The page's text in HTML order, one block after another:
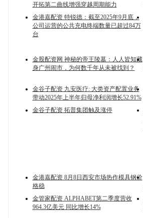
开拓第二曲线增强穿越周期能力
金港嘉配资 特锐德：截至2025年9月底，
公司运营的公共充电终端数量已超过84万
台
金股配资网 神秘的帝王陵墓：人人皆知藏
身广州闹市，为何数千年从未被找到？
金谷子配资 九安医疗: 大类资产配置业务
带动2025年上半年归母净利润增长52.91%
金谷子配资 拓普集团触及涨停
金港嘉配资 8月8日西安市场热作模具钢价
格稳
金管家配资 ALPHABET第二季度营收
964.3亿美元 同比增长14%